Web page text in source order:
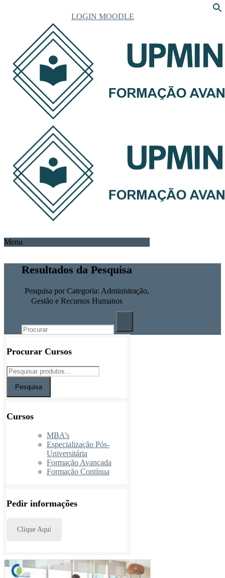
LOGIN MOODLE
Menu
Resultados da Pesquisa
Pesquisa por Categoria: Administração,
Gestão e Recursos Humanos
Procurar Cursos
Pesquisa
Cursos
MBA’s
Especialização Pós-
Universitária
Formação Avançada
Formação Contínua
Pedir informações
Clique Aqui